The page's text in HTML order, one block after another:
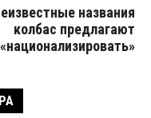
названия
колбас предлагают
«национализировать»